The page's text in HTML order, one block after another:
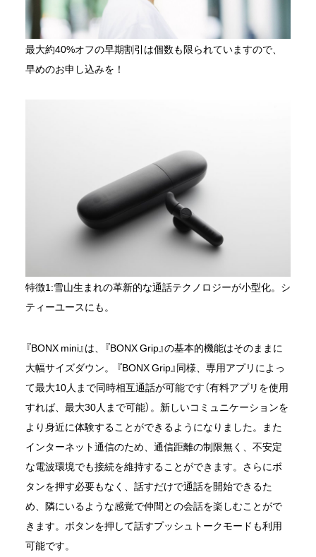
最大約40%オフの早期割引は個数も限られていますので、
早めのお申し込みを！
特徴1:雪山生まれの革新的な通話テクノロジーが小型化。シ
ティーユースにも。
『BONX mini』は、『BONX Grip』の基本的機能はそのままに
大幅サイズダウン。 『BONX Grip』同様、専用アプリによっ
て最大10人まで同時相互通話が可能です（有料アプリを使用
すれば、最大30人まで可能）。新しいコミュニケーションを
より身近に体験することができるようになりました。また
インターネット通信のため、通信距離の制限無く、不安定
な電波環境でも接続を維持することができます。さらにボ
タンを押す必要もなく、話すだけで通話を開始できるた
め、隣にいるような感覚で仲間との会話を楽しむことがで
きます。ボタンを押して話すプッシュトークモードも利用
可能です。
GET BONX APP
BONXアプリのダウンロード
ビジネス向け「BONX WORK」はこちら